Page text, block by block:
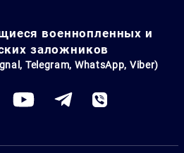
военнопленных и
заложников
Telegram, WhatsApp, Viber)